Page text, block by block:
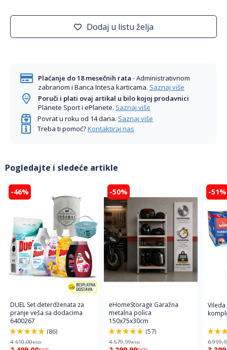
Dodaj u listu želja
Plaćanje do 18 mesečnih rata - Administrativnom
zabranom i Banca Intesa karticama. Saznaj više
Poruči i plati ovaj artikal u bilo kojoj prodavnici
Planete Sport i ePlanete. Saznaj više
Povrat u roku od 14 dana. Saznaj više
Treba ti pomoć?Kontaktiraj nas
Pogledajte i sledeće artikle
-46%
DUEL Set deterdženata za
pranje veša sa dodacima
6400267
98%
(86)
4.610,00RSD
-50%
eHomeStorage Garažna
metalna polica
150x75x30cm
96%
(57)
4.579,99RSD
-51%
92%